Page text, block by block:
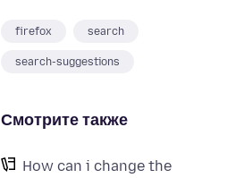
firefox search
search-suggestions
Смотрите также
How can i change the